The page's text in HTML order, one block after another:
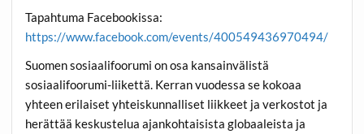
Tapahtuma Facebookissa:
https://www.facebook.com/events/400549436970494/
Suomen sosiaalifoorumi on osa kansainvälistä
sosiaalifoorumi-liikettä. Kerran vuodessa se kokoaa
yhteen erilaiset yhteiskunnalliset liikkeet ja verkostot ja
herättää keskustelua ajankohtaisista globaaleista ja